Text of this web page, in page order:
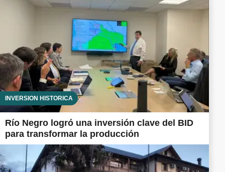
INVERSIÓN HISTÓRICA
Río Negro logró una inversión clave del BID
para transformar la producción